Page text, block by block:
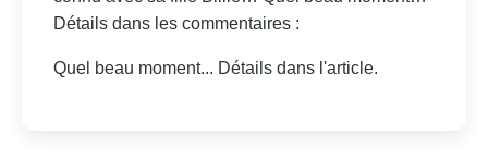
Détails dans les commentaires :
Quel beau moment... Détails dans l'article.